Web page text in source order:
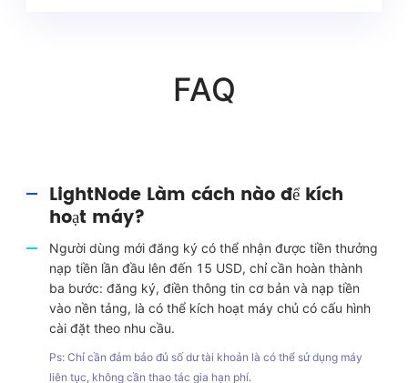
FAQ
LightNode Làm cách nào để kích
hoạt máy?
Người dùng mới đăng ký có thể nhận được tiền thưởng
nạp tiền lần đầu lên đến 15 USD, chỉ cần hoàn thành
ba bước: đăng ký, điền thông tin cơ bản và nạp tiền
vào nền tảng, là có thể kích hoạt máy chủ có cấu hình
cài đặt theo nhu cầu.
Ps: Chỉ cần đảm bảo đủ số dư tài khoản là có thể sử dụng máy
liên tục, không cần thao tác gia hạn phí.